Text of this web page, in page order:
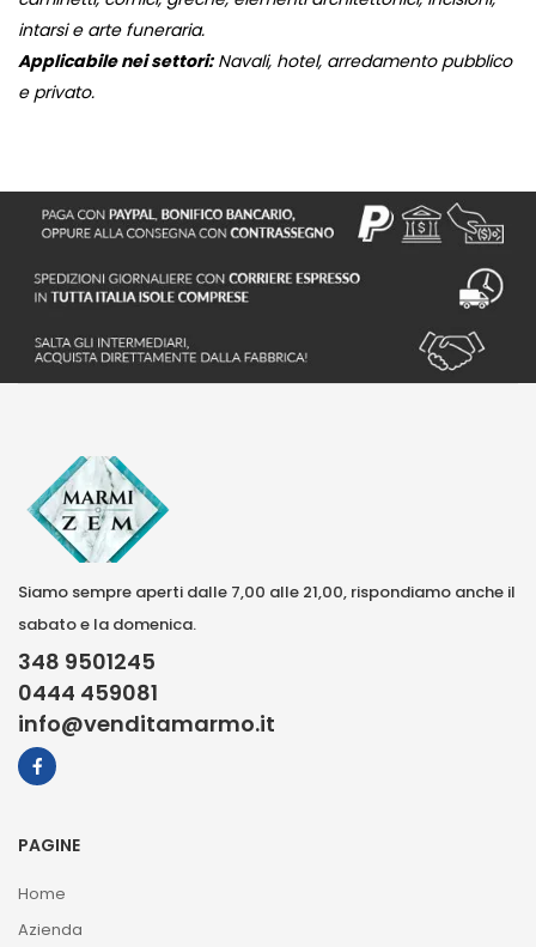
intarsi e arte funeraria.
Applicabile nei settori:Navali, hotel, arredamento pubblico
e privato.
Siamo sempre aperti dalle 7,00 alle 21,00, rispondiamo anche il
sabato e la domenica.
348 9501245
0444 459081
info@venditamarmo.it
PAGINE
Home
Azienda